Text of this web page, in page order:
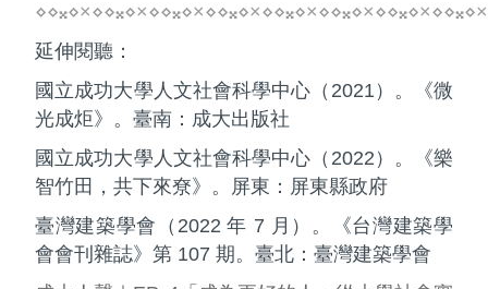
延伸閱聽：
國立成功大學人文社會科學中心（2021）。《微
光成炬》。臺南：成大出版社
國立成功大學人文社會科學中心（2022）。《樂
智竹田，共下來尞》。屏東：屏東縣政府
臺灣建築學會（2022 年 7 月）。《台灣建築學
會會刊雜誌》第 107 期。臺北：臺灣建築學會